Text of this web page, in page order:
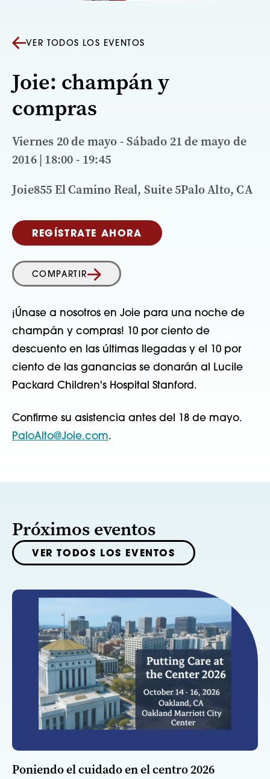
VER TODOS LOS EVENTOS
Joie: champán y
compras
Viernes 20 de mayo - Sábado 21 de mayo de
2016 | 18:00 - 19:45
Joie855 El Camino Real, Suite 5Palo Alto, CA
REGÍSTRATE AHORA
COMPARTIR
¡Únase a nosotros en Joie para una noche de
champán y compras! 10 por ciento de
descuento en las últimas llegadas y el 10 por
ciento de las ganancias se donarán al Lucile
Packard Children's Hospital Stanford.
Confirme su asistencia antes del 18 de mayo.
PaloAlto@Joie.com.
Próximos eventos
VER TODOS LOS EVENTOS
Poniendo el cuidado en el centro 2026